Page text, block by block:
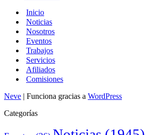
Inicio
Noticias
Nosotros
Eventos
Trabajos
Servicios
Afiliados
Comisiones
Neve | Funciona gracias a WordPress
Categorías